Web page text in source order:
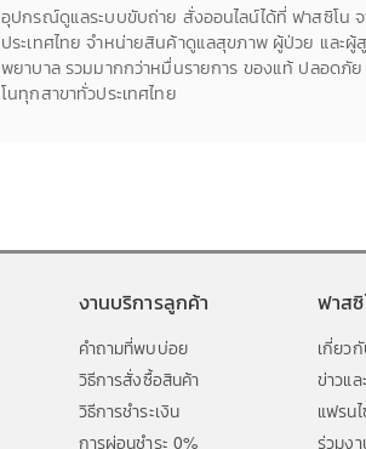
อุปกรณ์ดูแลระบบขับถ่าย สั่งออนไลน์ได้ที่ ฟาสซิโน จ
ประเทศไทย จำหน่ายสินค้าดูแลสุขภาพ ผู้ป่วย และ
พยาบาล รวมมากกว่าหมื่นรายการ ของแท้ ปลอด
โนทุกสาขาทั่วประเทศไทย
งานบริการลูกค้า
คำถามที่พบบ่อย
วิธีการสั่งซื้อสินค้า
วิธีการชำระเงิน
การผ่อนชำระ 0%
ฟาสซิ
เกี่ยวกั
ข่าวแ
แฟรน
ร่วมง